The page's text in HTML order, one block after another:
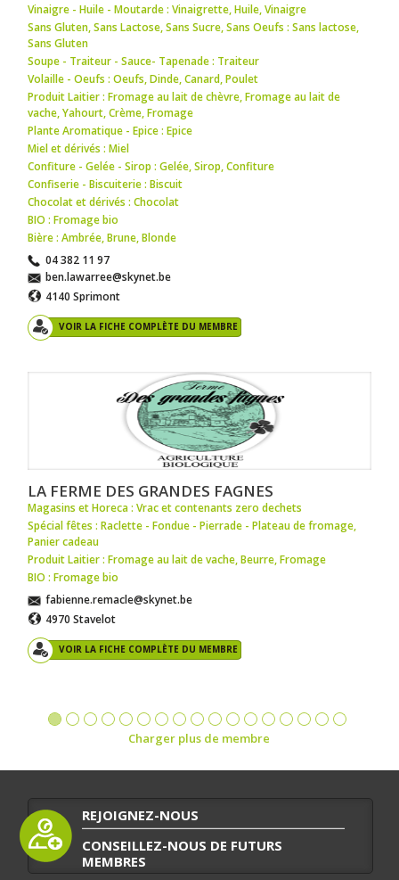
Vinaigre - Huile - Moutarde : Vinaigrette,Huile,Vinaigre
Sans Gluten, Sans Lactose, Sans Sucre, Sans Oeufs : Sans lactose,
Sans Gluten
Soupe - Traiteur - Sauce- Tapenade : Traiteur
Volaille - Oeufs : Oeufs,Dinde,Canard,Poulet
Produit Laitier : Fromage au lait de chèvre,Fromage au lait de
vache,Yahourt,Crème,Fromage
Plante Aromatique - Epice : Epice
Miel et dérivés : Miel
Confiture - Gelée - Sirop : Gelée,Sirop,Confiture
Confiserie - Biscuiterie : Biscuit
Chocolat et dérivés : Chocolat
BIO : Fromage bio
Bière : Ambrée,Brune,Blonde
04 382 11 97
ben.lawarree@skynet.be
4140 Sprimont
VOIR LA FICHE COMPLÈTE DU MEMBRE
LA FERME DES GRANDES FAGNES
Magasins et Horeca : Vrac et contenants zero dechets
Spécial fêtes : Raclette - Fondue - Pierrade - Plateau de fromage,
Panier cadeau
Produit Laitier : Fromage au lait de vache,Beurre,Fromage
BIO : Fromage bio
fabienne.remacle@skynet.be
4970 Stavelot
VOIR LA FICHE COMPLÈTE DU MEMBRE
Charger plus de membre
REJOIGNEZ-NOUS
CONSEILLEZ-NOUS DE FUTURS
MEMBRES